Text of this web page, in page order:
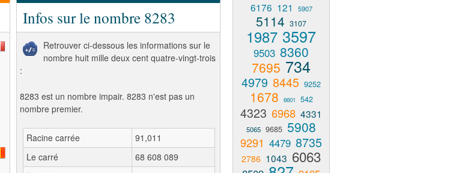
Infos sur le nombre 8283
Retrouver ci-dessous les informations sur le
nombre huit mille deux cent quatre-vingt-trois
:
8283 est un nombre impair. 8283 n'est pas un
nombre premier.
Racine carrée
91,011
Le carré
68 608 089
6176 121 5907
5114 3107
1987 3597
9503 8360
7695 734
4979 8445 9252
1678 6601 542
4323 6968 4331
5065 9685 5908
9291 4479 8735
2786 1043 6063